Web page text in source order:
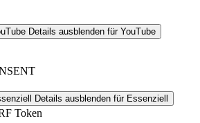
Details ausblenden für YouTube
Details ausblenden für Essenziell
Token